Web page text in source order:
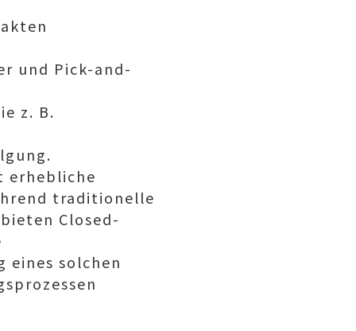
und Pick-and-
z. B.
erhebliche
traditionelle
Closed-
eines solchen